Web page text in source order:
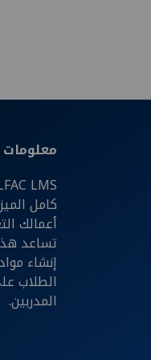
معلومات
كامل
أعمالك
تساعد
إنشاء
الطلاب
المدربين.